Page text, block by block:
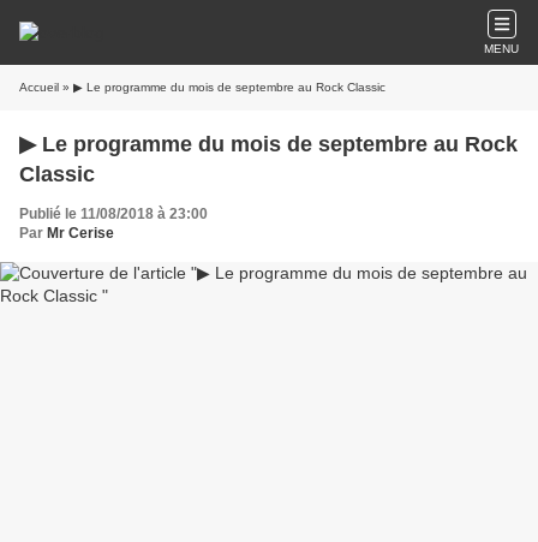
MENU
Accueil » ▶ Le programme du mois de septembre au Rock Classic
▶ Le programme du mois de septembre au Rock
Classic
Publié le 11/08/2018 à 23:00
Par Mr Cerise